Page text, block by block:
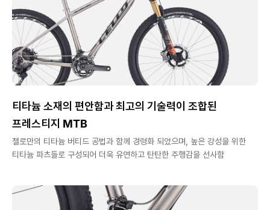
티타늄 소재의 편안함과 최고의 기술력이 조합된
프레스티지 MTB
첼로만의 티타늄 버티드 공법과 함께 경령화 되었으며, 높은 강성을 위한
티타늄 파츠들로 구성되어 더욱 유연하고 탄탄한 주행감을 선사함